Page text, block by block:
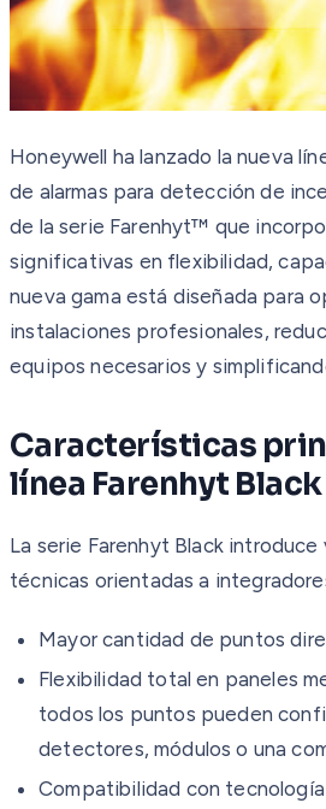
Honeywell ha lanzado la nueva
de alarmas para detección de
de la serie Farenhyt™ que
significativas en flexibilidad,
nueva gama está diseñada para
instalaciones profesionales,
equipos necesarios y
Características
línea Farenhyt Black
La serie Farenhyt Black introduce
técnicas orientadas a
Mayor cantidad de puntos
Flexibilidad total en paneles
todos los puntos pueden
detectores, módulos o una
Compatibilidad con tecnología